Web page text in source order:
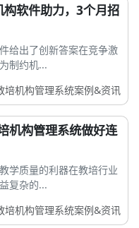
软件助力，3个月招
给出了创新答案在竞争激
制约机...
培机构管理系统案例&资讯
机构管理系统做好连
学质量的利器在教培行业
复杂的...
培机构管理系统案例&资讯